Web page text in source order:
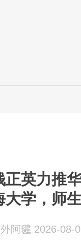
正英力推
大学，师
外阿毽 2026-08-